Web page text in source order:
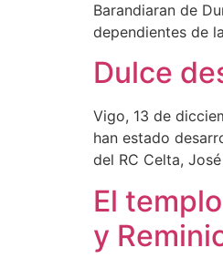
Barandiaran de
dependientes de
Dulce
Vigo, 13 de
han estado
del RC Celta,
El
y